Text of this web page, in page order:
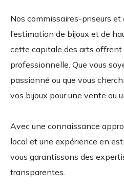
Nos commissaires-priseurs
l’estimation de bijoux et de
cette capitale des arts
professionnelle. Que vous
passionné ou que vous
vos bijoux pour une vente ou
Avec une connaissance
local et une expérience en
vous garantissons des
transparentes.